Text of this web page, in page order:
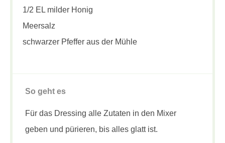
1/2 EL milder Honig
Meersalz
schwarzer Pfeffer aus der Mühle
So geht es
Für das Dressing alle Zutaten in den Mixer
geben und pürieren, bis alles glatt ist.